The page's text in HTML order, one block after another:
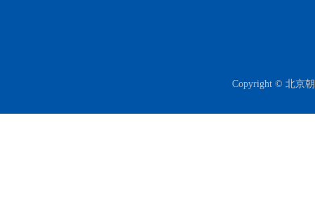
Copyright © 北京